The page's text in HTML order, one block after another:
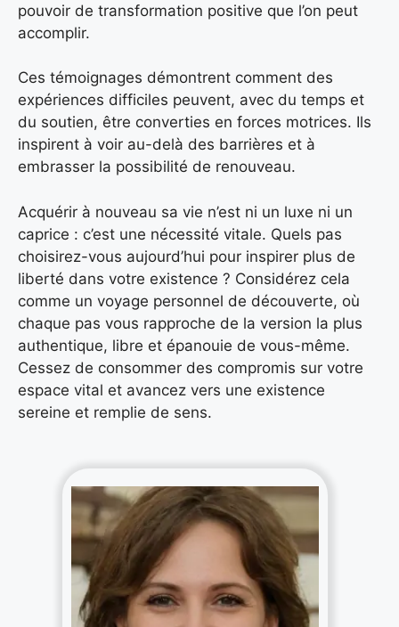
pouvoir de transformation positive que l’on peut
accomplir.
Ces témoignages démontrent comment des
expériences difficiles peuvent, avec du temps et
du soutien, être converties en forces motrices. Ils
inspirent à voir au-delà des barrières et à
embrasser la possibilité de renouveau.
Acquérir à nouveau sa vie n’est ni un luxe ni un
caprice : c’est une nécessité vitale. Quels pas
choisirez-vous aujourd’hui pour inspirer plus de
liberté dans votre existence ? Considérez cela
comme un voyage personnel de découverte, où
chaque pas vous rapproche de la version la plus
authentique, libre et épanouie de vous-même.
Cessez de consommer des compromis sur votre
espace vital et avancez vers une existence
sereine et remplie de sens.